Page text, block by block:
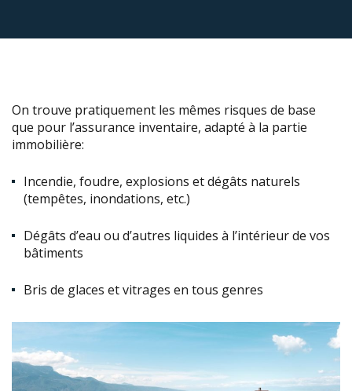
On trouve pratiquement les mêmes risques de base
que pour l’assurance inventaire, adapté à la partie
immobilière:
Incendie, foudre, explosions et dégâts naturels
(tempêtes, inondations, etc.)
Dégâts d’eau ou d’autres liquides à l’intérieur de vos
bâtiments
Bris de glaces et vitrages en tous genres